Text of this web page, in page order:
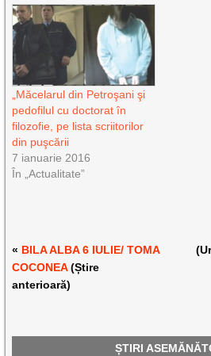
„Măcelarul din Petroşani şi
pedofilul cu doctorat în
filozofie, pe lista scriitorilor
din puşcării
7 ianuarie 2016
În „Actualitate”
« BILA ALBA 6 IULIE/ TOMA
COCONEA(Știre
anterioară)
ȘTIRI